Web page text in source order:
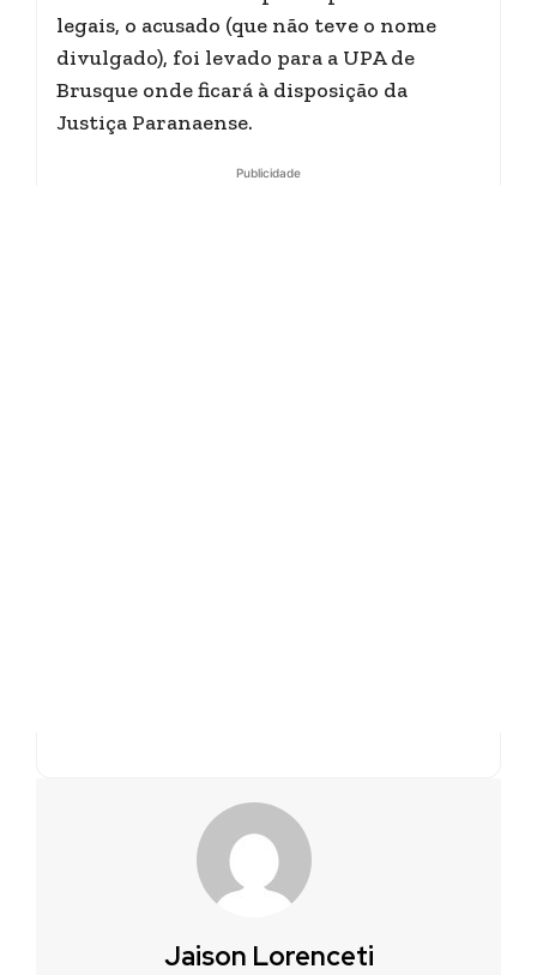
legais, o acusado (que não teve o nome
divulgado), foi levado para a UPA de
Brusque onde ficará à disposição da
Justiça Paranaense.
Publicidade
Jaison Lorenceti